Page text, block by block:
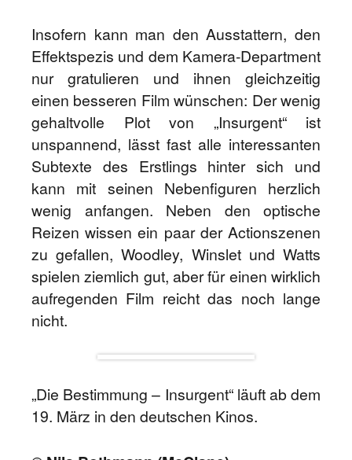
Insofern kann man den Ausstattern, den
Effektspezis und dem Kamera-Department
nur gratulieren und ihnen gleichzeitig
einen besseren Film wünschen: Der wenig
gehaltvolle Plot von „Insurgent“ ist
unspannend, lässt fast alle interessanten
Subtexte des Erstlings hinter sich und
kann mit seinen Nebenfiguren herzlich
wenig anfangen. Neben den optische
Reizen wissen ein paar der Actionszenen
zu gefallen, Woodley, Winslet und Watts
spielen ziemlich gut, aber für einen wirklich
aufregenden Film reicht das noch lange
nicht.
„Die Bestimmung – Insurgent“ läuft ab dem
19. März in den deutschen Kinos.